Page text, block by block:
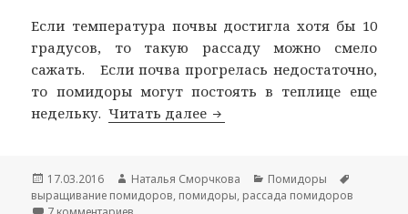
Если температура почвы достигла хотя бы 10
градусов, то такую рассаду можно смело
сажать. Если почва прогрелась недостаточно,
то помидоры могут постоять в теплице еще
недельку.Читать далее Посадка рассады
Опубликовано
17.03.2016 Автор
Наталья Сморчкова Рубрики
Помидоры
выращивание помидоров, помидоры, рассада помидоров